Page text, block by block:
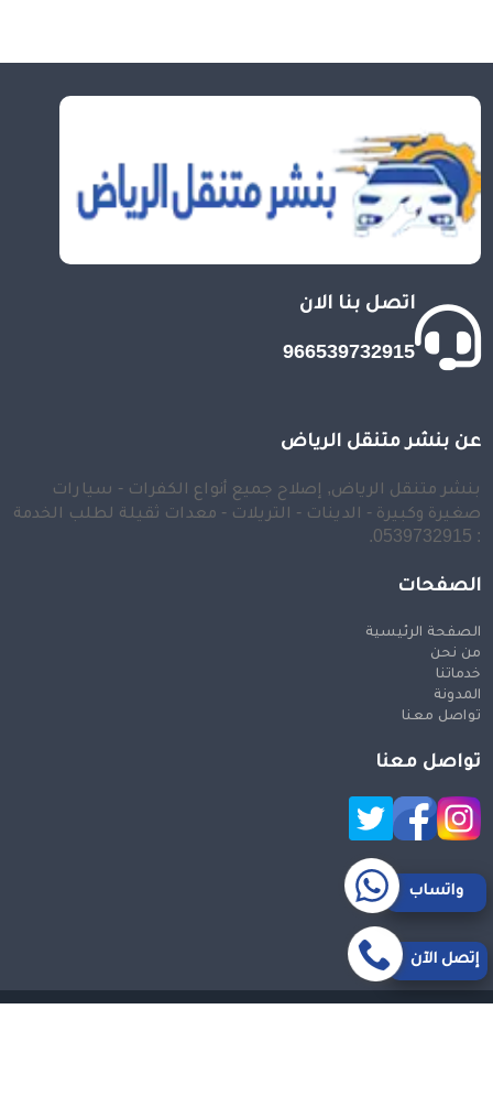
اتصل بنا الان
966539732915
عن بنشر متنقل الرياض
بنشر متنقل الرياض, إصلاح جميع أنواع الكفرات - سيارات
صغيرة وكبيرة - الدينات - التريلات - معدات ثقيلة لطلب الخدمة
: 0539732915.
الصفحات
الصفحة الرئيسية
من نحن
خدماتنا
المدونة
تواصل معنا
تواصل معنا
إتصل الآن
واتساب